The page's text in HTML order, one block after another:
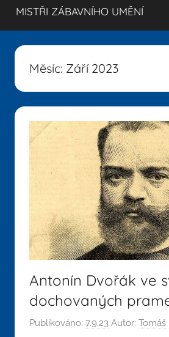
MISTŘI ZÁBAVNÍHO UMĚNÍ
Měsíc: Září 2023
Antonín Dvořák ve
dochovaných
Publikováno: 7.9.23 Autor: Tomáš